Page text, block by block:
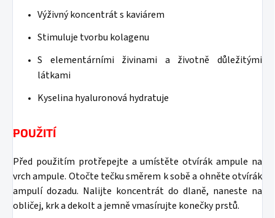
Výživný koncentrát s kaviárem
Stimuluje tvorbu kolagenu
S elementárními živinami a životně důležitými
látkami
Kyselina hyaluronová hydratuje
POUŽITÍ
Před použitím protřepejte a umístěte otvírák ampule na
vrch ampule. Otočte tečku směrem k sobě a ohněte otvírák
ampulí dozadu. Nalijte koncentrát do dlaně, naneste na
obličej, krk a dekolt a jemně vmasírujte konečky prstů.